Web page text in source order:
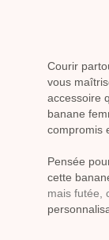
Courir
vous
accessoire
banane
compromis
Pensée
cette
mais futée,